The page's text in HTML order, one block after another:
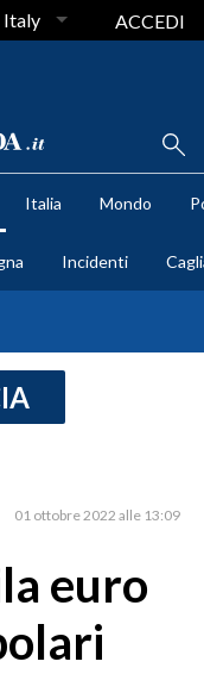
Italy ACCEDI
Italia Mondo
Incidenti
01 ottobre 2022 alle 13:09
euro